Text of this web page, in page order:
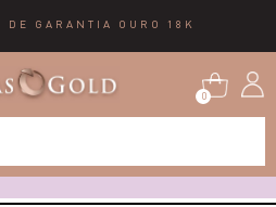
DE GARANTIA OURO 18K
0